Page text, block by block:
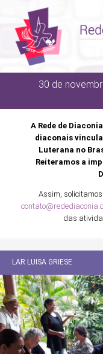
30 de
A Rede de
diaconais
Luterana no
Reiteramos a
Assim,
das
LAR LUISA GRIESE